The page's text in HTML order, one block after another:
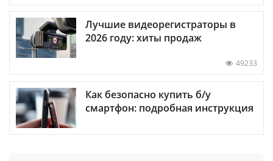
Лучшие видеорегистраторы в
2026 году: хиты продаж
49233
Как безопасно купить б/у
смартфон: подробная инструкция